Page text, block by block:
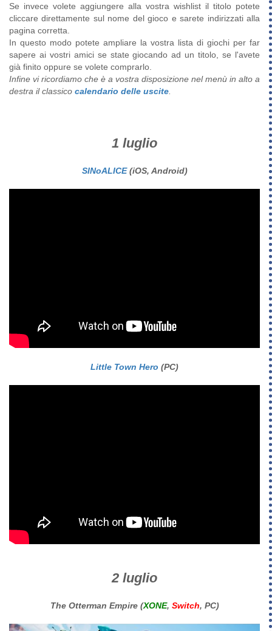
Se invece volete aggiungere alla vostra wishlist il titolo potete
cliccare direttamente sul nome del gioco e sarete indirizzati alla
pagina corretta.
In questo modo potete ampliare la vostra lista di giochi per far
sapere ai vostri amici se state giocando ad un titolo, se l'avete
già finito oppure se volete comprarlo.
Infine vi ricordiamo che è a vostra disposizione nel menù in alto a
destra il classico calendario delle uscite.
1 luglio
SINoALICE(iOS, Android)
Little Town Hero (PC)
2 luglio
The Otterman Empire (XONE, Switch, PC)